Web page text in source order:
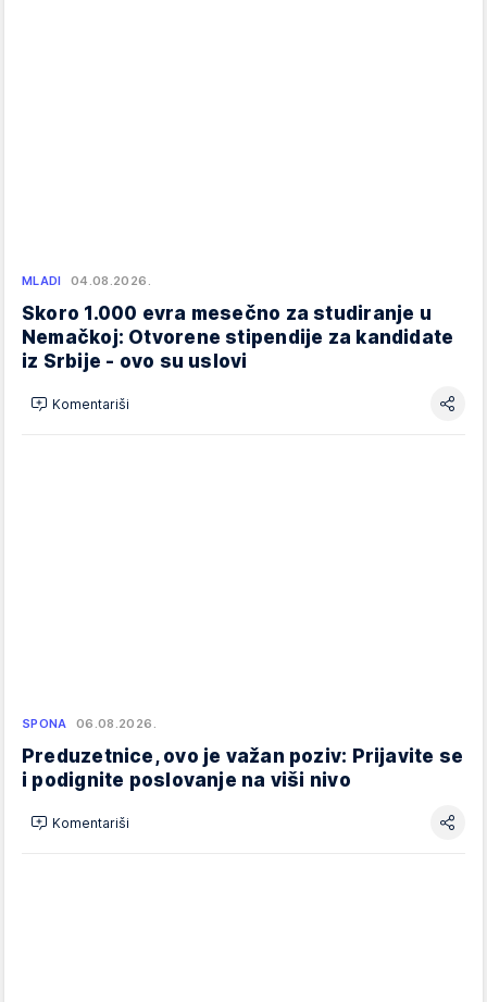
MLADI 04.08.2026.
Skoro 1.000 evra mesečno za studiranje u
Nemačkoj: Otvorene stipendije za kandidate
iz Srbije - ovo su uslovi
Komentariši
SPONA 06.08.2026.
Preduzetnice, ovo je važan poziv: Prijavite se
i podignite poslovanje na viši nivo
Komentariši